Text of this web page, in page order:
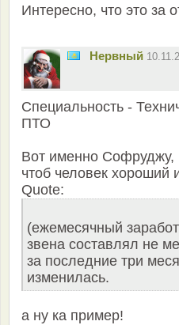
Интересно, что это за
Нервный
Специальность -
ПТО
Вот именно Софруджу,
чтоб человек хороший
Quote:
(ежемесячный
звена составлял не
за последние три
изменилась.
а ну ка пример!